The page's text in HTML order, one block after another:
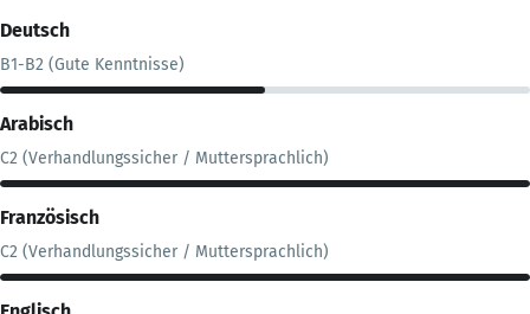
Deutsch
B1-B2 (Gute Kenntnisse)
Arabisch
C2 (Verhandlungssicher / Muttersprachlich)
Französisch
C2 (Verhandlungssicher / Muttersprachlich)